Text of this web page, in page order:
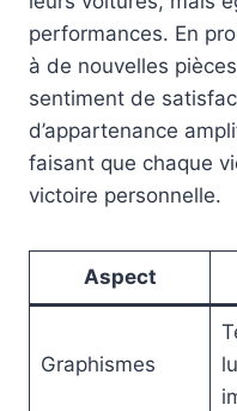
performances. En
à de nouvelles
sentiment de
d’appartenance
faisant que chaque
victoire personnelle.
Aspect
Graphismes